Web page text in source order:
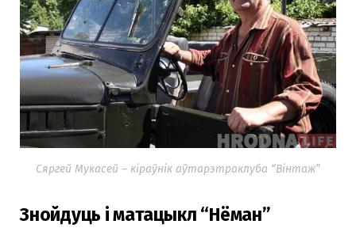
Сяргей Мукасей – кіраўнік аўтарэтраклуба “Вінтаж”
Знойдуць і матацыкл “Нёман”